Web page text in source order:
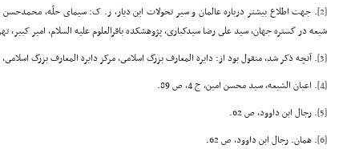
[2] . جهت اطلاع بیشتر درباره عالمان و سیر تحولات این دیار، ر. ک: سیماى حلّه، محمدحسن
شیعه در گستره جهان، سید على رضا سیدکبارى، پژوهشکده باقرالعلوم علیه السلام، امیر کبیر، تهران، ص
[3] . آنچه ذکر شد، منقول بود از: دایرة المعارف بزرگ اسلامى، مرکز دایرة المعارف بزرگ اسلامى، ج اول،
[4] . اعیان الشیعه، سید محسن امین، ج 4، ص 89.
[5] . رجال ابن داوود، ص 62.
[6] . همان. رجال ابن داوود، ص 62.